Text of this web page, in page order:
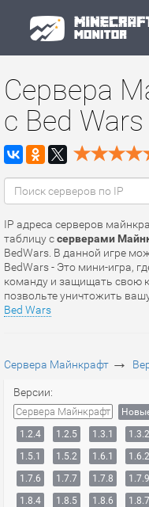
Сервера
с Bed Wars
IP адреса серверов
таблицу ссерверами
BedWars. В данной игре
BedWars - Это мини-игра,
команду и защищать свою
позвольте уничтожить
Bed Wars
Сервера Майнкрафт →
Версии:
Сервера Майнкрафт
1.2.4
1.2.5 1.3.1 1.3.2
1.5.1
1.5.2 1.6.1 1.6.2
1.7.6
1.7.7 1.7.8 1.7.9
1.8.4
1.8.5 1.8.6 1.8.7